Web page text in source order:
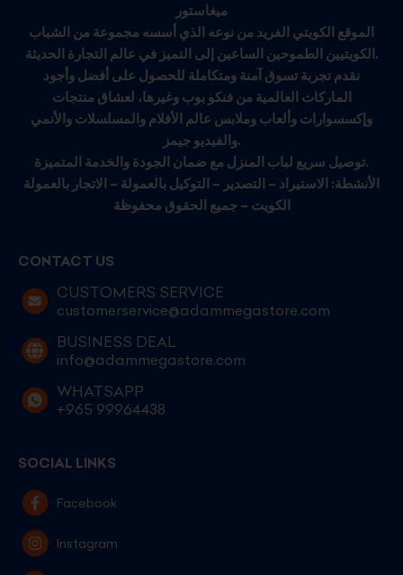
ميغاستور
الموقع الكويتي الفريد من نوعه الذي أسسه مجموعة من الشباب
الكويتيين الطموحين الساعين إلى التميز في عالم التجارة الحديثة.
نقدم تجربة تسوق آمنة ومتكاملة للحصول على أفضل وأجود
الماركات العالمية من فنكو بوب وغيرها، لعشاق منتجات
وإكسسوارات وألعاب وملابس عالم الأفلام والمسلسلات والأنمي
والفيديو جيمز.
توصيل سريع لباب المنزل مع ضمان الجودة والخدمة المتميزة.
الأنشطة: الاستيراد – التصدير – التوكيل بالعمولة – الاتجار بالعمولة
الكويت – جميع الحقوق محفوظة
CONTACT US
CUSTOMERS SERVICE
customerservice@adammegastore.com
BUSINESS DEAL
info@adammegastore.com
WHATSAPP
+965 99964438
SOCIAL LINKS
Facebook
Instagram